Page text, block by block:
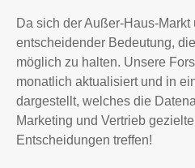
Da sich der Außer-Haus-
entscheidender Bedeutung,
möglich zu halten. Unsere
monatlich aktualisiert und in
dargestellt, welches die
Marketing und Vertrieb
Entscheidungen treffen!